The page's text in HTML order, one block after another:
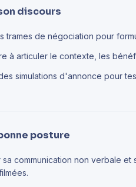
discours
trames de négociation pour
à articuler le contexte, les
simulations d'annonce pour
posture
sa communication non verbale